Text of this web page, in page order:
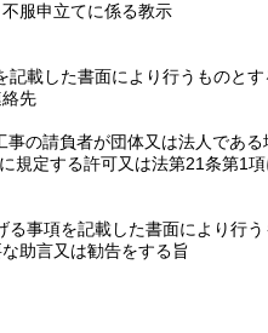
服申立てに係る教示
載した書面により行うものとす
先
事の請負者が団体又は法人であ
規定する許可又は法第21条第1
事項を記載した書面により行う
助言又は勧告をする旨